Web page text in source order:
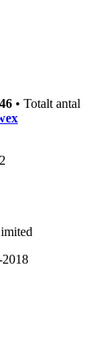
• Totalt antal